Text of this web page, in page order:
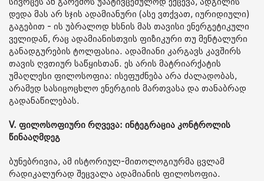
დედა მას არ სჯის ადამიანური (ასე ვთქვათ, იურიდიული)
გაგებით - ის უბრალოდ ხსნის მას თავისი ენერგეტიკული
ველიდან, რაც ადამიანისთვის ფიზიკური თუ მენტალური
განადგურების ტოლფასია. ადამიანი კარგავს კავშირს
თავის ღვთიურ საწყისთან. ეს არის მატრიარქატის
უმაღლესი ფილოსოფია: ისეფუძნება არა ძალადობას,
არამედ სასიცოცხლო ენერგიის მართვასა და თანაბრად
გადანაწილებას.
V. ფილოსოფიური რღვევა: ინტეგრაცია კონტროლის
წინააღმდეგ
ბუნებრივია, ამ ისტორიულ-მითოლოგიურმა ცვლამ
რადიკალურად შეცვალა ადამიანის ფილოსოფია.